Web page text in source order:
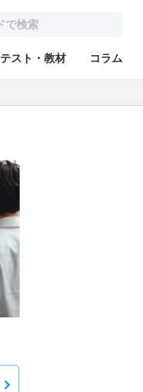
テスト・教材 コラム